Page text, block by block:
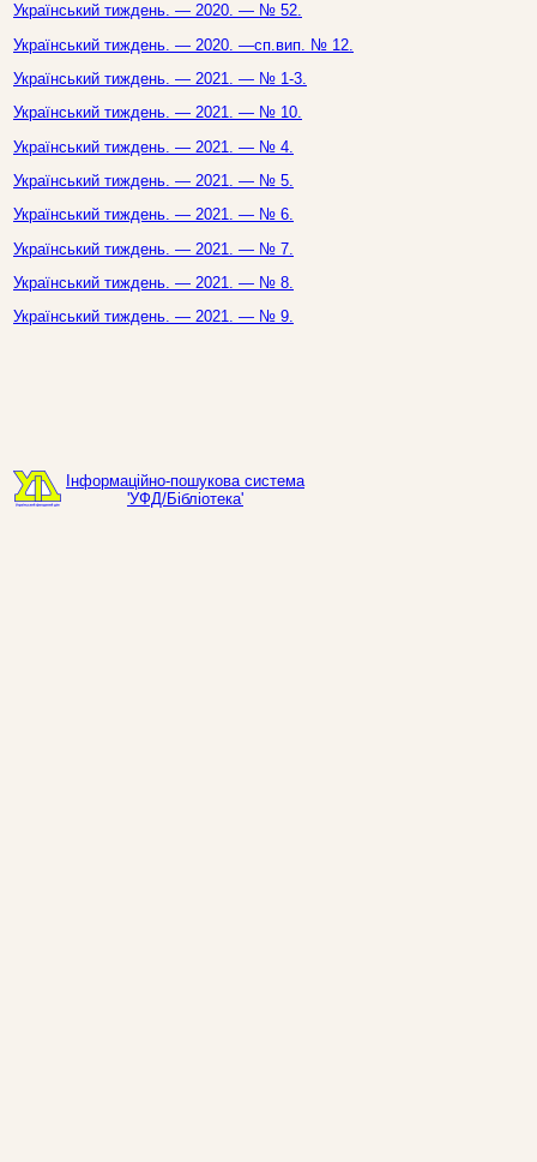
Український тиждень. — 2020. — № 52.
Український тиждень. — 2020. —сп.вип. № 12.
Український тиждень. — 2021. — № 1-3.
Український тиждень. — 2021. — № 10.
Український тиждень. — 2021. — № 4.
Український тиждень. — 2021. — № 5.
Український тиждень. — 2021. — № 6.
Український тиждень. — 2021. — № 7.
Український тиждень. — 2021. — № 8.
Український тиждень. — 2021. — № 9.
Інформаційно-пошукова система
'УФД/Бібліотека'